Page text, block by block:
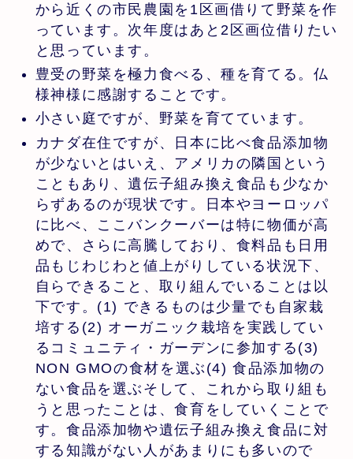
から近くの市民農園を1区画借りて野菜を作
っています。次年度はあと2区画位借りたい
と思っています。
豊受の野菜を極力食べる、種を育てる。仏
様神様に感謝することです。
小さい庭ですが、野菜を育てています。
カナダ在住ですが、日本に比べ食品添加物
が少ないとはいえ、アメリカの隣国という
こともあり、遺伝子組み換え食品も少なか
らずあるのが現状です。日本やヨーロッパ
に比べ、ここバンクーバーは特に物価が高
めで、さらに高騰しており、食料品も日用
品もじわじわと値上がりしている状況下、
自らできること、取り組んでいることは以
下です。(1) できるものは少量でも自家栽
培する(2) オーガニック栽培を実践してい
るコミュニティ・ガーデンに参加する(3)
NON GMOの食材を選ぶ(4) 食品添加物の
ない食品を選ぶそして、これから取り組も
うと思ったことは、食育をしていくことで
す。食品添加物や遺伝子組み換え食品に対
する知識がない人があまりにも多いので